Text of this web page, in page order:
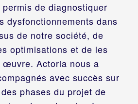
permis de diagnostiquer
dysfonctionnements dans
de notre société, de
optimisations et de les
œuvre. Actoria nous a
avec succès sur
des phases du projet de